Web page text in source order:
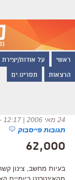
ראשי על אודות/
הרצאות תסריט.ים
24 מאי 2006 | 12:17
תגובות פייסבוק
62,000
בעיות מחשב, צינון